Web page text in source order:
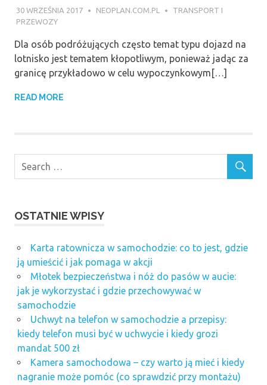
30 WRZEŚNIA 2017 NEOPLAN.COM.PL
TRANSPORT I
PRZEWOZY
Dla osób podróżujących często temat typu dojazd na
lotnisko jest tematem kłopotliwym, ponieważ jadąc za
granicę przykładowo w celu wypoczynkowym[…]
READ MORE
OSTATNIE WPISY
Karta ratownicza w samochodzie: co to jest, gdzie
ją umieścić i jak pomaga w akcji
Młotek bezpieczeństwa i nóż do pasów w aucie:
jak je wykorzystać i gdzie przechowywać w
samochodzie
Uchwyt na telefon w samochodzie a przepisy:
kiedy telefon musi być w uchwycie i kiedy grozi
mandat 500 zł
Kamera samochodowa – czy warto ją mieć i kiedy
nagranie może pomóc (co sprawdzić przy montażu)